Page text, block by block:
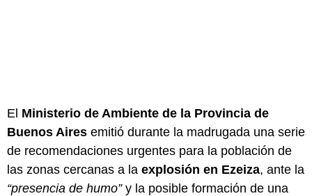
El Ministerio de Ambiente de la Provincia de
Buenos Aires emitió durante la madrugada una serie
de recomendaciones urgentes para la población de
las zonas cercanas a la explosión en Ezeiza, ante la
“presencia de humo”y la posible formación de una